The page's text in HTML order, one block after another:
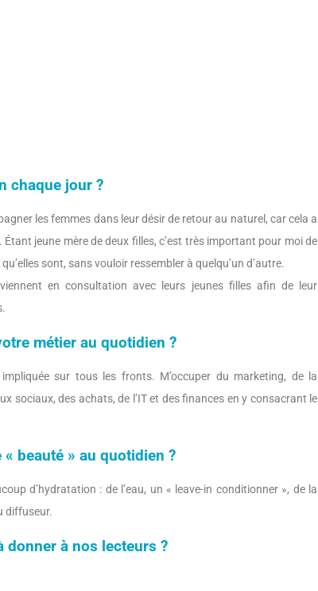
chaque jour ?
les femmes dans leur désir de retour au naturel, car cela a
jeune mère de deux filles, c’est très important pour moi de
sont, sans vouloir ressembler à quelqu’un d’autre.
en consultation avec leurs jeunes filles afin de leur
métier au quotidien ?
sur tous les fronts. M’occuper du marketing, de la
sociaux, des achats, de l’IT et des finances en y consacrant le
beauté » au quotidien ?
d’hydratation : de l’eau, un « leave-in conditionner », de la
diffuseur.
donner à nos lecteurs ?